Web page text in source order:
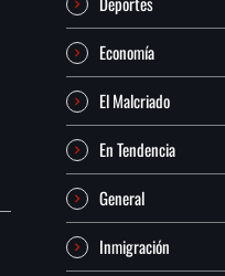
Economía
El Malcriado
En Tendencia
General
Inmigración